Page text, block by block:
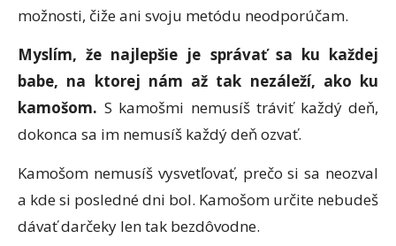
možnosti, čiže ani svoju metódu neodporúčam.
Myslím, že najlepšie je správať sa ku každej
babe, na ktorej nám až tak nezáleží, ako ku
kamošom. S kamošmi nemusíš tráviť každý deň,
dokonca sa im nemusíš každý deň ozvať.
Kamošom nemusíš vysvetľovať, prečo si sa neozval
a kde si posledné dni bol. Kamošom určite nebudeš
dávať darčeky len tak bezdôvodne.